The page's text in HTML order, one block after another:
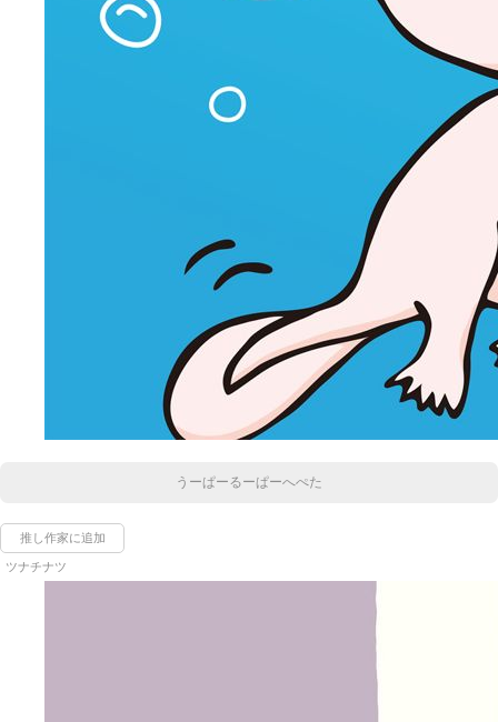
うーぱーるーぱーへぺた
推し作家に追加
ツナチナツ